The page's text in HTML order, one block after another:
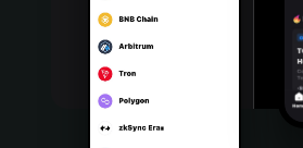
Português (Portugal)
Bahasa Indonesia